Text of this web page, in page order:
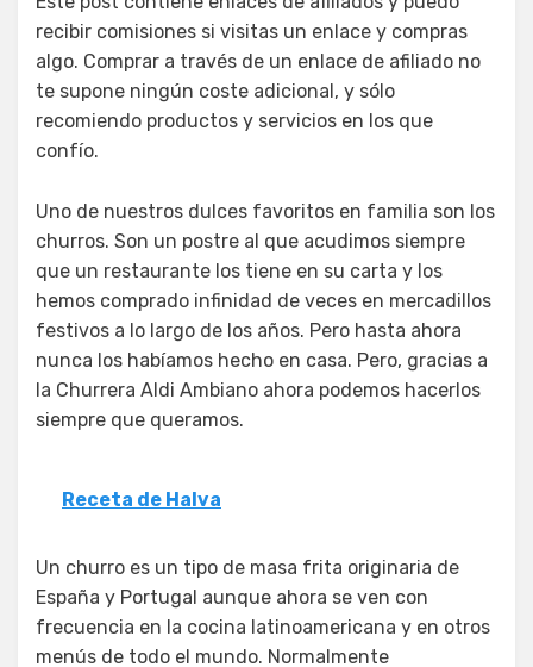
recibir comisiones si visitas un enlace y compras
algo. Comprar a través de un enlace de afiliado no
te supone ningún coste adicional, y sólo
recomiendo productos y servicios en los que
confío.
Uno de nuestros dulces favoritos en familia son los
churros. Son un postre al que acudimos siempre
que un restaurante los tiene en su carta y los
hemos comprado infinidad de veces en mercadillos
festivos a lo largo de los años. Pero hasta ahora
nunca los habíamos hecho en casa. Pero, gracias a
la Churrera Aldi Ambiano ahora podemos hacerlos
siempre que queramos.
Receta de Halva
Un churro es un tipo de masa frita originaria de
España y Portugal aunque ahora se ven con
frecuencia en la cocina latinoamericana y en otros
menús de todo el mundo. Normalmente